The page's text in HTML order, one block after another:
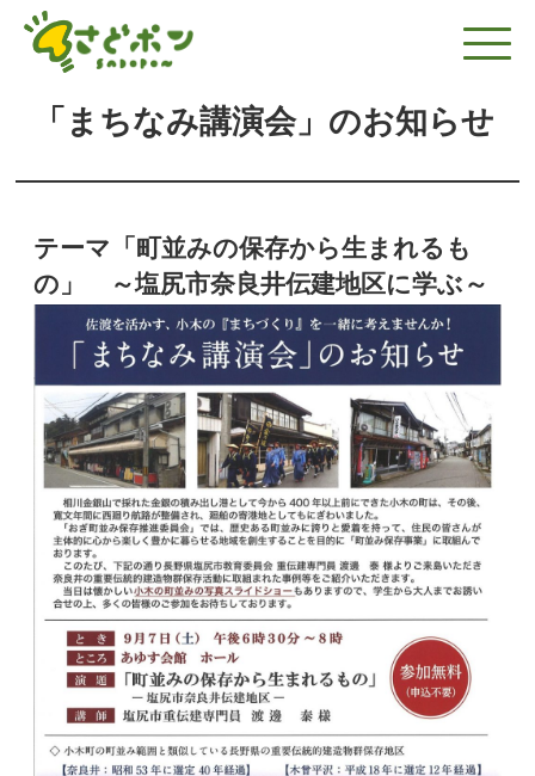
「まちなみ講演会」のお知らせ
テーマ「町並みの保存から生まれるも
の」 ～塩尻市奈良井伝建地区に学ぶ～